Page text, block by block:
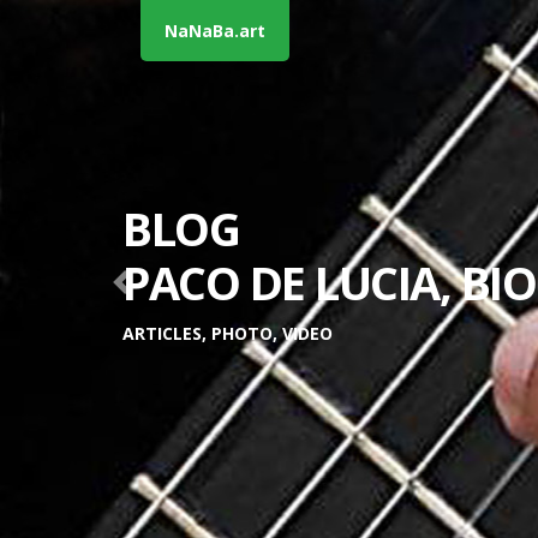
NaNaBa.art
BLOG
PACO DE LUCIA,
ARTICLES, PHOTO, VIDEO
Previous